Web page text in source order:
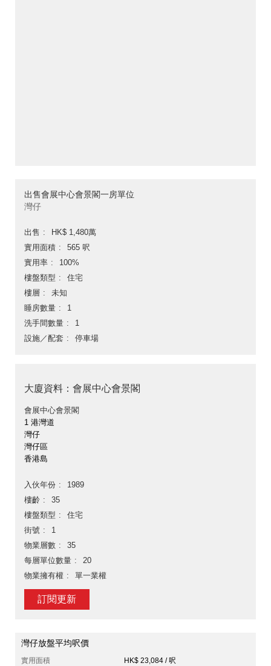
出售會展中心會景閣一房單位
灣仔
出售
HK$ 1,480萬
實用面積
565 呎
實用率
100%
樓盤類型
住宅
樓層
未知
睡房數量
1
洗手間數量
1
設施／配套
停車場
大廈資料：會展中心會景閣
會展中心會景閣
1 港灣道
灣仔
灣仔區
香港島
入伙年份
1989
樓齡
35
樓盤類型
住宅
街號
1
物業層數
35
每層單位數量
20
物業擁有權
單一業權
訂閱更新
灣仔放盤平均呎價
實用面積
HK$ 23,084 / 呎